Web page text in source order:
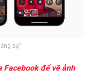
sợ”
Facebook để vẽ ảnh